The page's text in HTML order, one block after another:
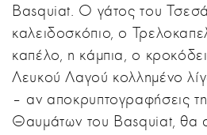
Basquiat. Ο γάτος του
καλειδοσκόπιο, ο
καπέλο, η κάμπια, ο
Λευκού Λαγού κολλημένο
– αν αποκρυπτογραφήσεις
Θαυμάτων του Basquiat, θα